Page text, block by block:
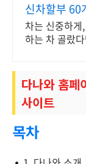
신차할부 60
차는 신중하
하는 차 골랐
별금리
다나와 홈페
사이트
목차